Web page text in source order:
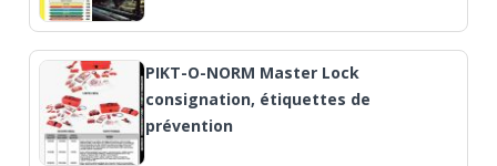
PIKT-O-NORM Master Lock
consignation, étiquettes de
prévention